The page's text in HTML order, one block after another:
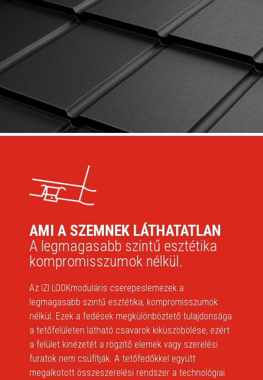
AMI A SZEMNEK LÁTHATATLAN
A legmagasabb szintű esztétika
kompromisszumok nélkül.
Az IZI LOOKmoduláris cserepeslemezek a
legmagasabb szintű esztétika, kompromisszumok
nélkül. Ezek a fedések megkülönböztető tulajdonsága
a tetőfelületen látható csavarok kiküszöbölése, ezért
a felület kinézetét a rögzítő elemek vagy szerelési
furatok nem csúfítják. A tetőfedőkkel együtt
megalkotott összeszerelési rendszer a technológiai